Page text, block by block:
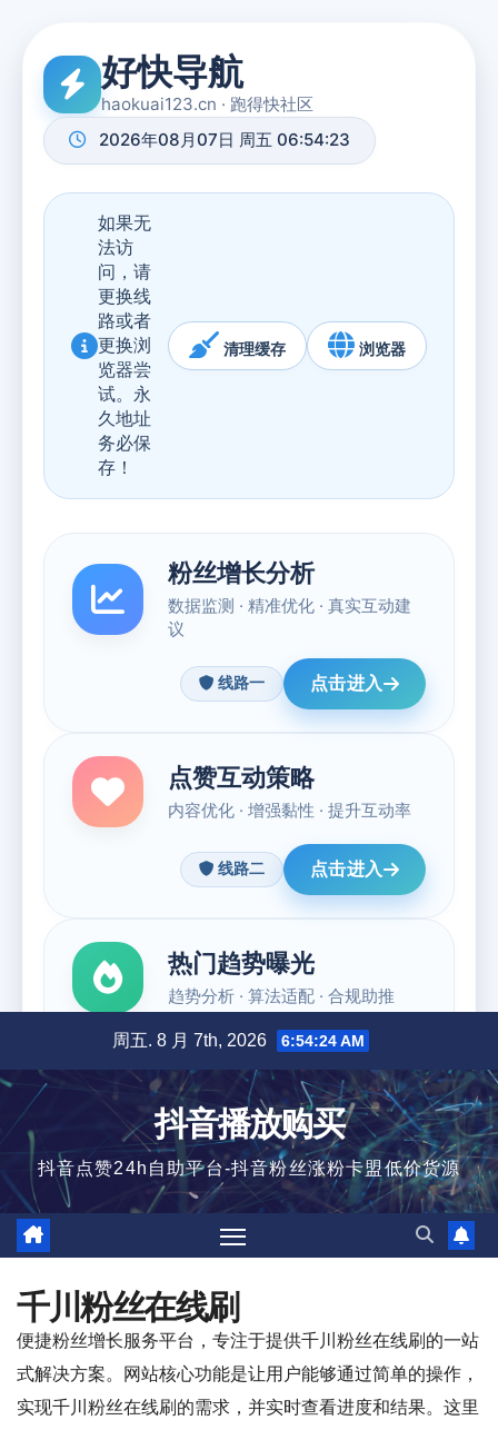
内
容
周五. 8 月 7th, 2026 6:54:24 AM
抖音播放购买
抖音点赞24h自助平台-抖音粉丝涨粉卡盟低价货源
千川粉丝在线刷
便捷粉丝增长服务平台，专注于提供千川粉丝在线刷的一站
式解决方案。网站核心功能是让用户能够通过简单的操作，
实现千川粉丝在线刷的需求，并实时查看进度和结果。这里